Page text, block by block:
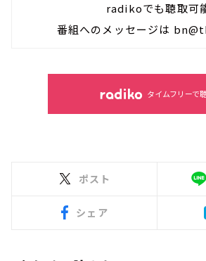
radikoでも聴取可
番組へのメッセージは
タイムフリーで
ポスト
シェア